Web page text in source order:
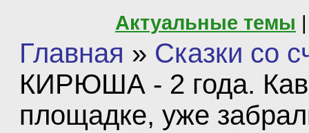
Актуальные темы |
Главная » Сказки со
КИРЮША - 2 года.
площадке, уже